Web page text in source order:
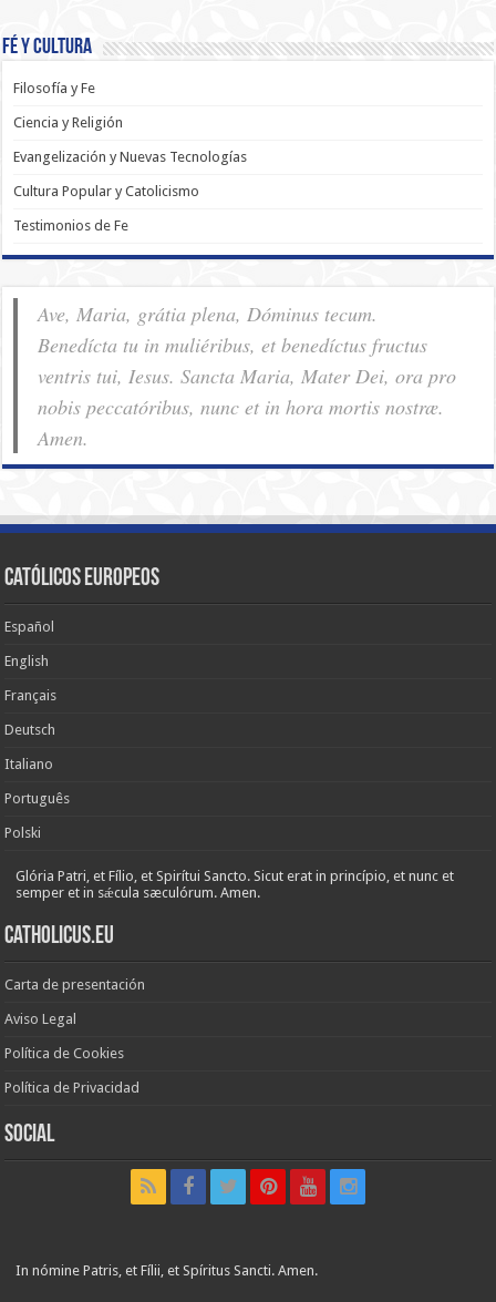
Fé y Cultura
Filosofía y Fe
Ciencia y Religión
Evangelización y Nuevas Tecnologías
Cultura Popular y Catolicismo
Testimonios de Fe
Ave, Maria, grátia plena, Dóminus tecum.
Benedícta tu in muliéribus, et benedíctus fructus
ventris tui, Iesus. Sancta Maria, Mater Dei, ora pro
nobis pec­ca­tóribus, nunc et in hora mortis nostræ.
Amen.
Católicos Europeos
Español
English
Français
Deutsch
Italiano
Português
Polski
Glória Patri, et Fílio, et Spirítui Sancto. Sicut erat in princípio, et nunc et
semper et in sǽcula sæculórum. Amen.
Catholicus.eu
Carta de presentación
Aviso Legal
Política de Cookies
Política de Privacidad
Social
In nómine Patris, et Fílii, et Spíritus Sancti. Amen.